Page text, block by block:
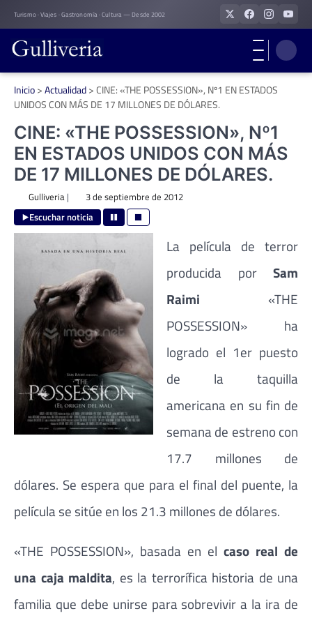
Skip
to
content
Turismo · Viajes · Gastronomía · Cultura — Desde 2002
Inicio>Actualidad>CINE: «THE POSSESSION», Nº1 EN ESTADOS
UNIDOS CON MÁS DE 17 MILLONES DE DÓLARES.
CINE: «THE POSSESSION», Nº1
EN ESTADOS UNIDOS CON MÁS
DE 17 MILLONES DE DÓLARES.
Gulliveria| 3 de septiembre de 2012
Escuchar noticia
La película de terror
producida por Sam
Raimi «THE
POSSESSION» ha
logrado el 1er puesto
de la taquilla
americana en su fin de
semana de estreno con
17.7 millones de
dólares. Se espera que para el final del puente, la
película se sitúe en los 21.3 millones de dólares.
«THE POSSESSION», basada en el caso real de
una caja maldita, es la terrorífica historia de una
familia que debe unirse para sobrevivir a la ira de